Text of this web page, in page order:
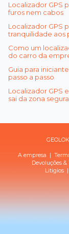
Localizador GPS
furos nem cabos
Localizador GPS
tranquilidade aos
Como um
do carro da
Guia para
passo a passo
Localizador GPS
sai da zona segura
A empresa |
Devoluções &
Litigios |